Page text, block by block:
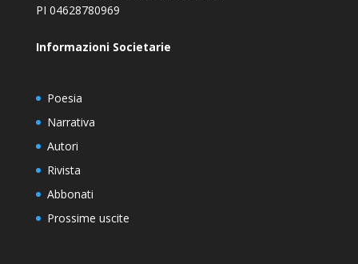
PI 04628780969
Informazioni Societarie
Poesia
Narrativa
Autori
Rivista
Abbonati
Prossime uscite